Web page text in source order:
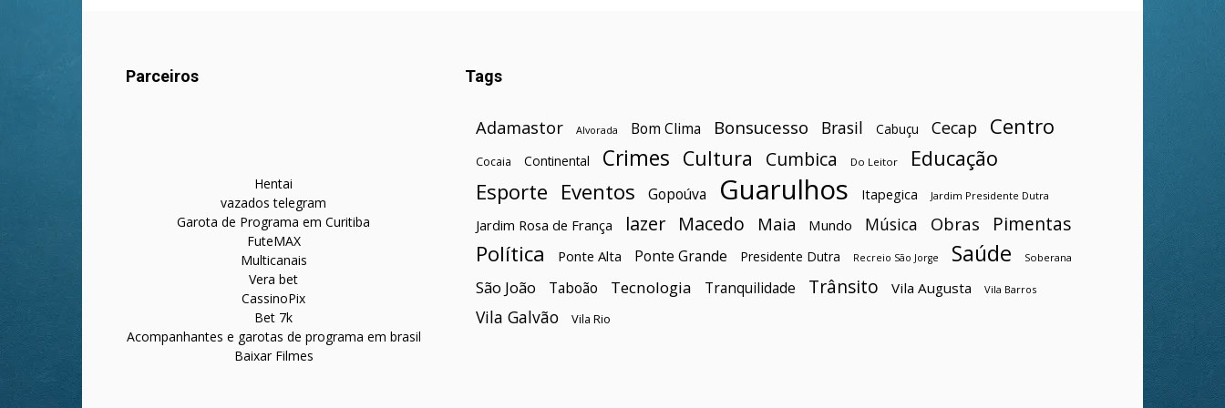
Parceiros
Hentai
vazados telegram
Garota de Programa em Curitiba
FuteMAX
Multicanais
Vera bet
CassinoPix
Bet 7k
Acompanhantes e garotas de programa em brasil
Baixar Filmes
Tags
Adamastor Alvorada Bom Clima Bonsucesso Brasil Cabuçu Cecap Centro
Cocaia Continental Crimes Cultura Cumbica Do Leitor Educação
Esporte Eventos Gopoúva Guarulhos Itapegica Jardim Presidente Dutra
Jardim Rosa de França lazer Macedo Maia Mundo Música Obras Pimentas
Política Ponte Alta Ponte Grande Presidente Dutra Recreio São Jorge Saúde Soberana
São João Taboão Tecnologia Tranquilidade Trânsito Vila Augusta Vila Barros
Vila Galvão Vila Rio